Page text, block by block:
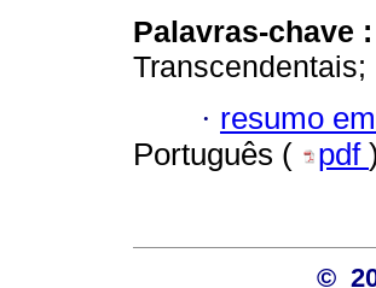
Palavras-chave :
Transcendentais;
· resumo
Português (
pdf )
©